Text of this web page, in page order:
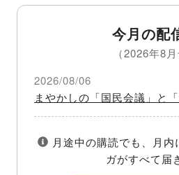
今月の配
（2026年8月
2026/08/06
まやかしの「国民会議」と
月途中の購読でも、月内
ガがすべて届